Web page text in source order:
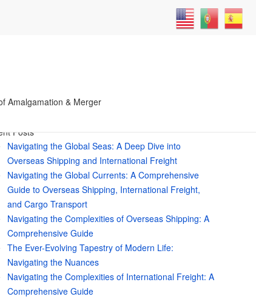
Amalgamation & Merger
Posts
Navigating the Global Seas: A Deep Dive into
Overseas Shipping and International Freight
Navigating the Global Currents: A Comprehensive
Guide to Overseas Shipping, International Freight,
and Cargo Transport
Navigating the Complexities of Overseas Shipping: A
Comprehensive Guide
The Ever-Evolving Tapestry of Modern Life:
Navigating the Nuances
Navigating the Complexities of International Freight: A
Comprehensive Guide